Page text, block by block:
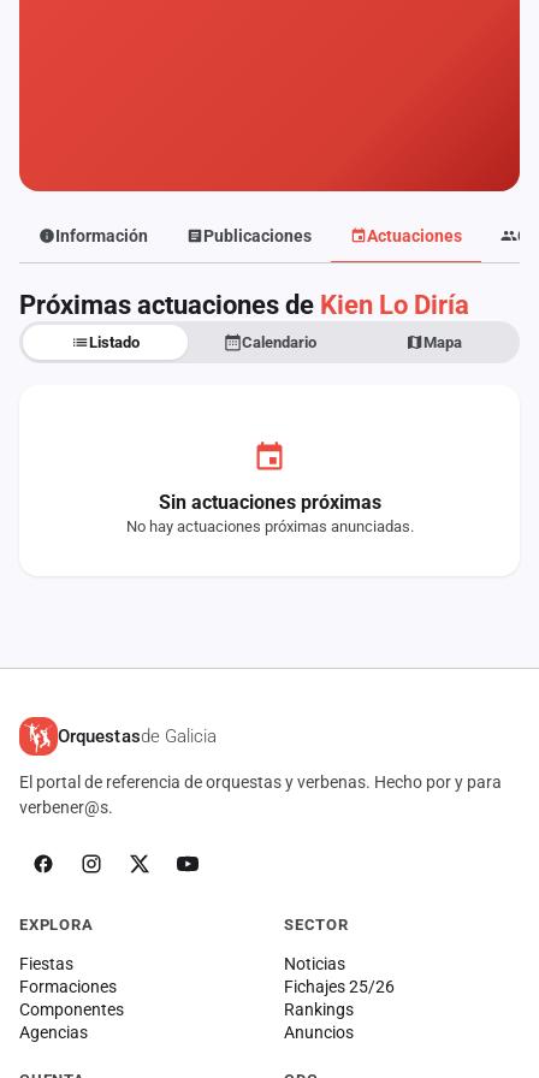
Información Publicaciones Actuaciones
Próximas actuaciones de Kien Lo Diría
Listado Calendario Mapa
Sin actuaciones próximas
No hay actuaciones próximas anunciadas.
Orquestasde Galicia
El portal de referencia de orquestas y verbenas. Hecho por y para
verbener@s.
EXPLORA
Fiestas
Formaciones
Componentes
Agencias
SECTOR
Noticias
Fichajes 25/26
Rankings
Anuncios
Agencias
Rankings
Vídeos